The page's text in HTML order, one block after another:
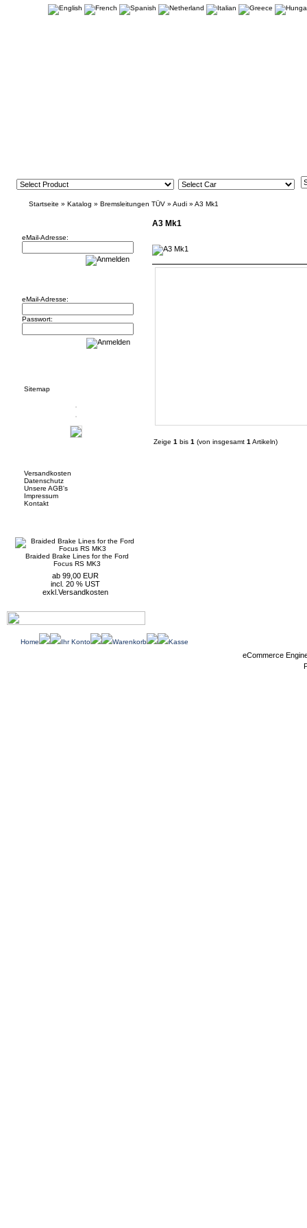
Startseite » Katalog » Bremsleitungen TÜV » Audi » A3 Mk1
eMail-Adresse:
eMail-Adresse:
Passwort:
Sitemap
Versandkosten
Datenschutz
Unsere AGB's
Impressum
Kontakt
Braided Brake Lines for the Ford
Focus RS MK3
ab 99,00 EUR
incl. 20 % UST
exkl. Versandkosten
A3 Mk1
Zeige 1 bis 1 (von insgesamt 1 Artikeln)
Home Ihr Konto Warenkorb Kasse
eCommerce